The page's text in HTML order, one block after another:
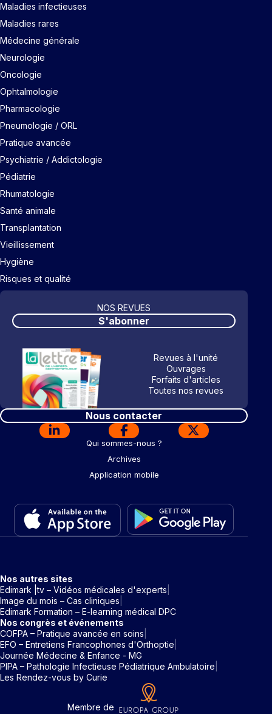
Maladies infectieuses
Maladies rares
Médecine générale
Neurologie
Oncologie
Ophtalmologie
Pharmacologie
Pneumologie / ORL
Pratique avancée
Psychiatrie / Addictologie
Pédiatrie
Rhumatologie
Santé animale
Transplantation
Vieillissement
Hygiène
Risques et qualité
NOS REVUES
S'abonner
Revues à l'unité
Ouvrages
Forfaits d'articles
Toutes nos revues
Nous contacter
Qui sommes-nous ?
Archives
Application mobile
Nos autres sites
Edimark |tv – Vidéos médicales d'experts
Image du mois – Cas cliniques
Edimark Formation – E-learning médical DPC
Nos congrès et événements
COFPA – Pratique avancée en soins
EFO – Entretiens Francophones d'Orthoptie
Journée Médecine & Enfance - MG
PIPA – Pathologie Infectieuse Pédiatrique Ambulatoire
Les Rendez-vous by Curie
Membre de